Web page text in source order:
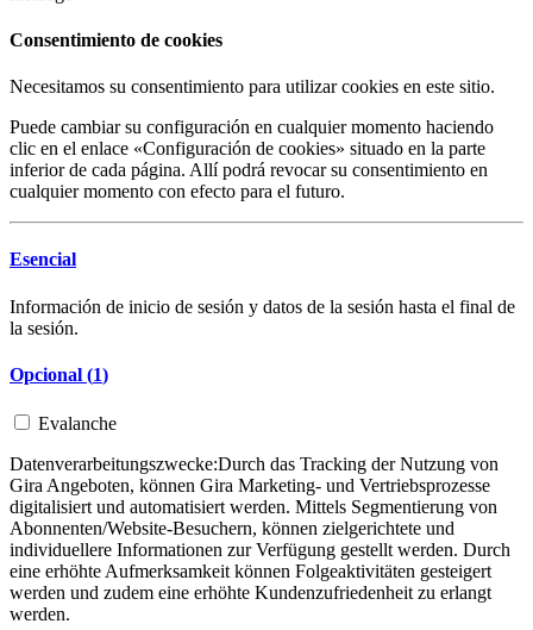
Consentimiento de cookies
Necesitamos su consentimiento para utilizar cookies en este sitio.
Puede cambiar su configuración en cualquier momento haciendo
clic en el enlace «Configuración de cookies» situado en la parte
inferior de cada página. Allí podrá revocar su consentimiento en
cualquier momento con efecto para el futuro.
Esencial
Información de inicio de sesión y datos de la sesión hasta el final de
la sesión.
Opcional (1)
Evalanche
Datenverarbeitungszwecke:Durch das Tracking der Nutzung von
Gira Angeboten, können Gira Marketing- und Vertriebsprozesse
digitalisiert und automatisiert werden. Mittels Segmentierung von
Abonnenten/Website-Besuchern, können zielgerichtete und
individuellere Informationen zur Verfügung gestellt werden. Durch
eine erhöhte Aufmerksamkeit können Folgeaktivitäten gesteigert
werden und zudem eine erhöhte Kundenzufriedenheit zu erlangt
werden.